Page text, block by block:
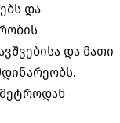
და
და მათი